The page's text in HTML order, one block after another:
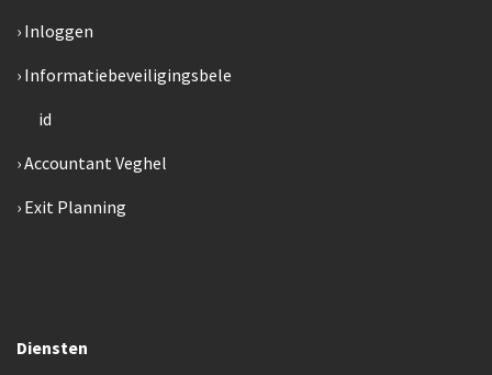
Inloggen
Informatiebeveiligingsbele
id
Accountant Veghel
Exit Planning
Diensten